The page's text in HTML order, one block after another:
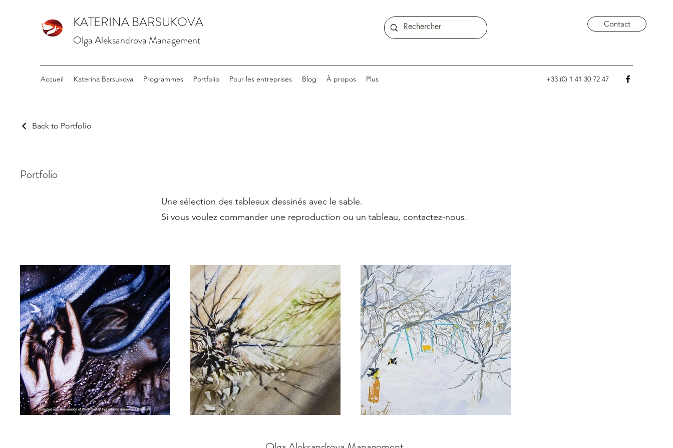
Accueil Katerina Barsukova Programmes Portfolio Pour les entreprises Blog À propos Plus +33 (0) 1 41 30 72 47
KATERINA BARSUKOVA
Olga Aleksandrova Management
Contact
Back to Portfolio
Portfolio
Une sélection des tableaux dessinés avec le sable.
Si vous voulez commander une reproduction ou un tableau, contactez-nous.